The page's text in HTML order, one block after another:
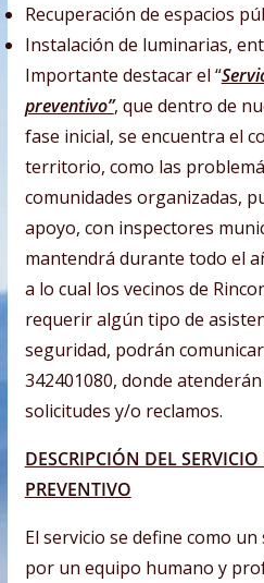
Recuperación de espacios
Instalación de luminarias,
Importante destacar el “
preventivo”, que dentro de
fase inicial, se encuentra el
territorio, como las
comunidades organizadas,
apoyo, con inspectores
mantendrá durante todo el
a lo cual los vecinos de
requerir algún tipo de
seguridad, podrán
342401080, donde
solicitudes y/o reclamos.
DESCRIPCIÓN DEL
PREVENTIVO
El servicio se define como
por un equipo humano y